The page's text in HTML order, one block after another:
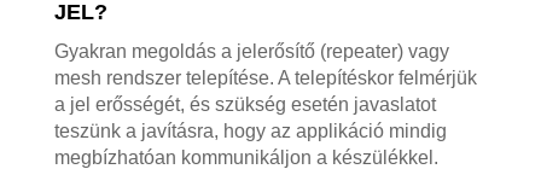
JEL?
Gyakran megoldás a jelerősítő (repeater) vagy
mesh rendszer telepítése. A telepítéskor felmérjük
a jel erősségét, és szükség esetén javaslatot
teszünk a javításra, hogy az applikáció mindig
megbízhatóan kommunikáljon a készülékkel.